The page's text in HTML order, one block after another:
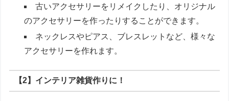
古いアクセサリーをリメイクしたり、オリジナル
のアクセサリーを作ったりすることができます。
ネックレスやピアス、ブレスレットなど、様々な
アクセサリーを作れます。
【2】インテリア雑貨作りに！